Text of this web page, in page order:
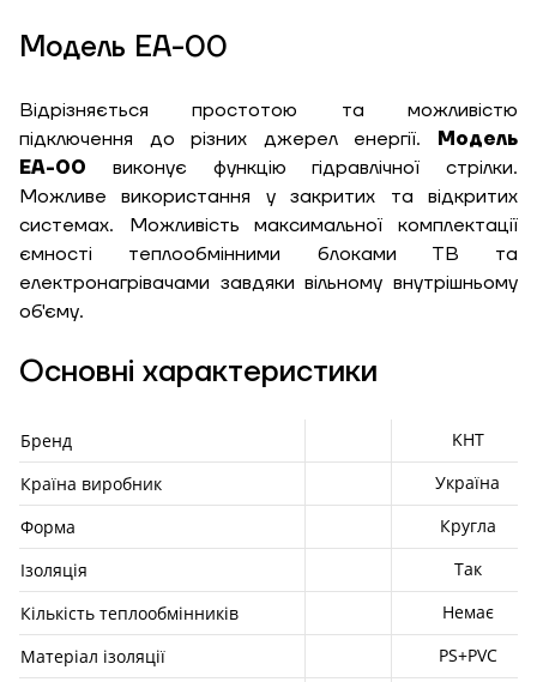
Модель ЕА-00
Відрізняється простотою та можливістю
підключення до різних джерел енергії. Модель
ЕА-00 виконує функцію гідравлічної стрілки.
Можливе використання у закритих та відкритих
системах. Можливість максимальної комплектації
ємності теплообмінними блоками ТВ та
електронагрівачами завдяки вільному внутрішньому
об'єму.
Основні характеристики
Бренд
KHT
Країна виробник
Україна
Форма
Кругла
Ізоляція
Так
Кількість теплообмінників
Немає
Матеріал ізоляції
PS+PVC